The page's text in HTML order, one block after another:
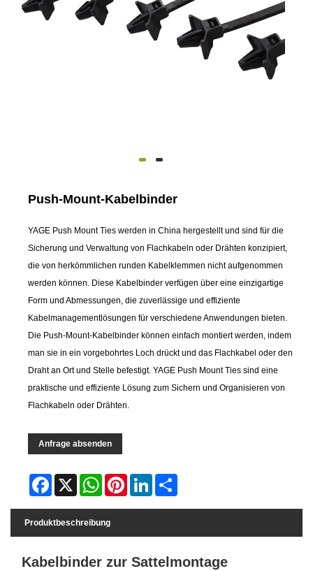
Push-Mount-Kabelbinder
YAGE Push Mount Ties werden in China hergestellt und sind für die
Sicherung und Verwaltung von Flachkabeln oder Drähten konzipiert,
die von herkömmlichen runden Kabelklemmen nicht aufgenommen
werden können. Diese Kabelbinder verfügen über eine einzigartige
Form und Abmessungen, die zuverlässige und effiziente
Kabelmanagementlösungen für verschiedene Anwendungen bieten.
Die Push-Mount-Kabelbinder können einfach montiert werden, indem
man sie in ein vorgebohrtes Loch drückt und das Flachkabel oder den
Draht an Ort und Stelle befestigt. YAGE Push Mount Ties sind eine
praktische und effiziente Lösung zum Sichern und Organisieren von
Flachkabeln oder Drähten.
Anfrage absenden
Facebook
X WhatsAppPinterestLinkedIn
Produktbeschreibung
Kabelbinder zur Sattelmontage